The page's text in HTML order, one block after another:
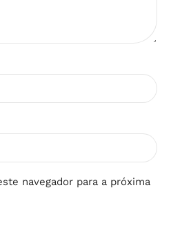
navegador para a próxima